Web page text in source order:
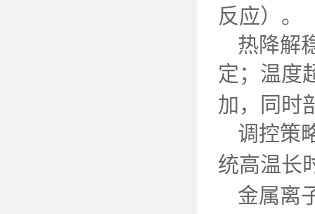
反应）。
热降解
定；温度
加，同时
调控策
统高温长
金属离